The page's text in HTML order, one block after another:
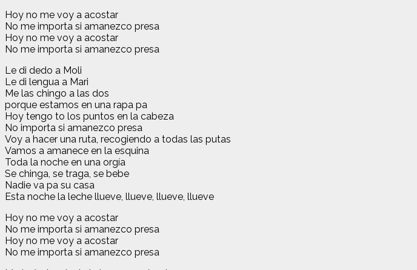
Hoy no me voy a acostar
No me importa si amanezco presa
Hoy no me voy a acostar
No me importa si amanezco presa
Le di dedo a Moli
Le di lengua a Mari
Me las chingo a las dos
porque estamos en una rapa pa
Hoy tengo to los puntos en la cabeza
No importa si amanezco presa
Voy a hacer una ruta, recogiendo a todas las putas
Vamos a amanece en la esquina
Toda la noche en una orgía
Se chinga, se traga, se bebe
Nadie va pa su casa
Esta noche la leche llueve, llueve, llueve, llueve
Hoy no me voy a acostar
No me importa si amanezco presa
Hoy no me voy a acostar
No me importa si amanezco presa